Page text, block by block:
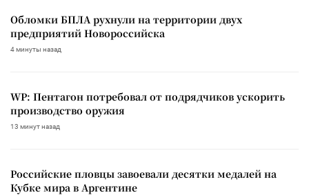
Обломки БПЛА рухнули на территории двух
предприятий Новороссийска
4 минуты назад
WP: Пентагон потребовал от подрядчиков ускорить
производство оружия
13 минут назад
Российские пловцы завоевали десятки медалей на
Кубке мира в Аргентине